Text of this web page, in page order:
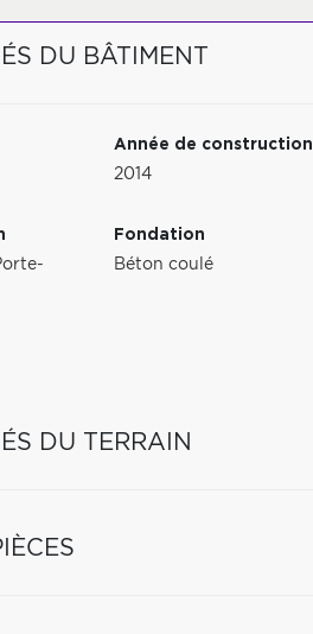
DU BÂTIMENT
Année de construction
2014
Fondation
Béton coulé
DU TERRAIN